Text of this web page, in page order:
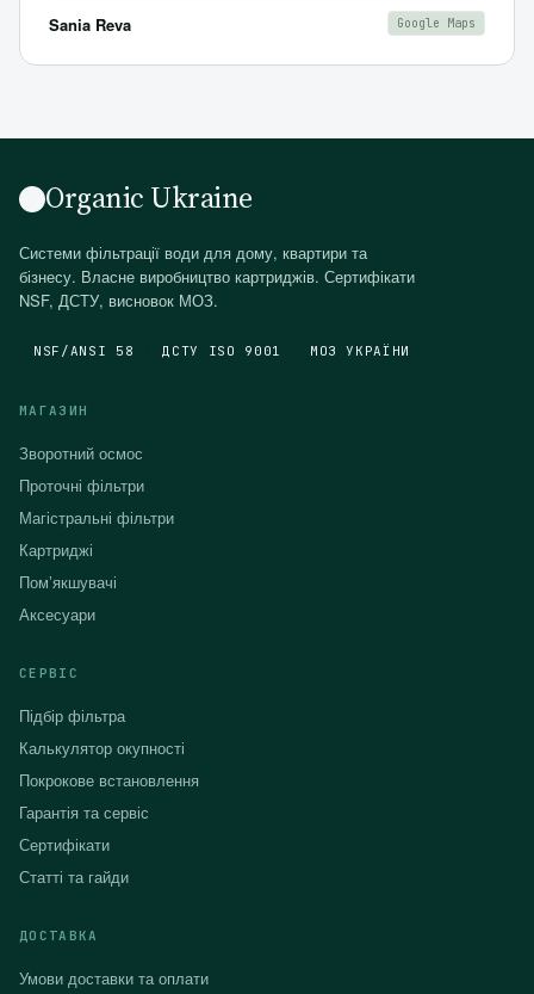
Sania Reva Google Maps
Organic Ukraine
Системи фільтрації води для дому, квартири та
бізнесу. Власне виробництво картриджів. Сертифікати
NSF, ДСТУ, висновок МОЗ.
NSF/ANSI 58 ДСТУ ISO 9001 МОЗ УКРАЇНИ
МАГАЗИН
Зворотний осмос
Проточні фільтри
Магістральні фільтри
Картриджі
Помʼякшувачі
Аксесуари
СЕРВІС
Підбір фільтра
Калькулятор окупності
Покрокове встановлення
Гарантія та сервіс
Сертифікати
Статті та гайди
ДОСТАВКА
Умови доставки та оплати